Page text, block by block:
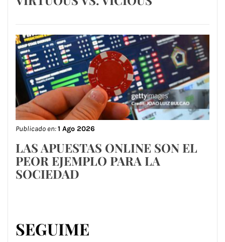
Publicado en:1 Ago 2026
LAS APUESTAS ONLINE SON EL
PEOR EJEMPLO PARA LA
SOCIEDAD
SEGUIME